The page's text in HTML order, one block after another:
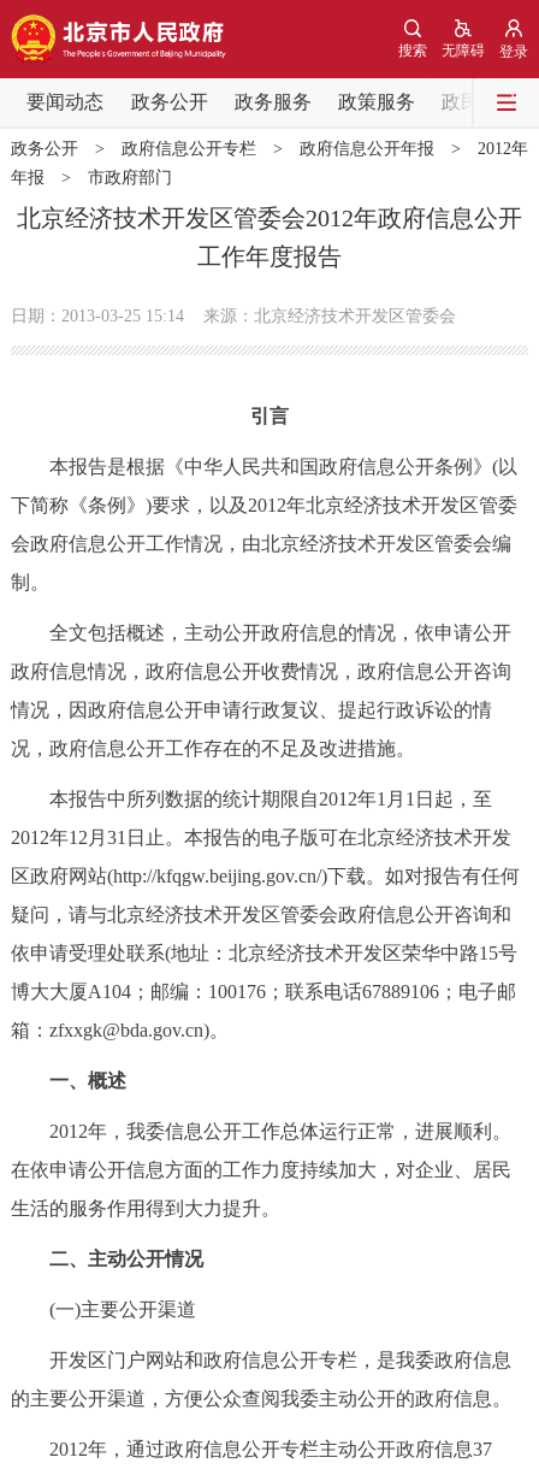
登录
无障碍
搜索
要闻动态 政务公开 政务服务 政策服务 政民互动
要闻动态
党中央精神 国务院信息 中央部委动态
北京要闻 会议信息 部门动态
机构职能
政策兑现 政策解读 回应关切
政务服务
便民服务 利企服务
中介服务 阳光政务
12345网上接诉即办 我要咨询 我要建议
参与调查
走进北京
绿色北京 图说北京
한국어
政务公开> 政府信息公开专栏> 政府信息公开年报 > 2012年
年报 > 市政府部门
北京经济技术开发区管委会2012年政府信息公开
工作年度报告
日期：2013-03-25 15:14 来源：北京经济技术开发区管委会
引言
本报告是根据《中华人民共和国政府信息公开条例》(以
下简称《条例》)要求，以及2012年北京经济技术开发区管委
会政府信息公开工作情况，由北京经济技术开发区管委会编
制。
全文包括概述，主动公开政府信息的情况，依申请公开
政府信息情况，政府信息公开收费情况，政府信息公开咨询
情况，因政府信息公开申请行政复议、提起行政诉讼的情
况，政府信息公开工作存在的不足及改进措施。
本报告中所列数据的统计期限自2012年1月1日起，至
2012年12月31日止。本报告的电子版可在北京经济技术开发
区政府网站(http://kfqgw.beijing.gov.cn/)下载。如对报告有任何
疑问，请与北京经济技术开发区管委会政府信息公开咨询和
依申请受理处联系(地址：北京经济技术开发区荣华中路15号
博大大厦A104；邮编：100176；联系电话67889106；电子邮
箱：zfxxgk@bda.gov.cn)。
一、概述
2012年，我委信息公开工作总体运行正常，进展顺利。
在依申请公开信息方面的工作力度持续加大，对企业、居民
生活的服务作用得到大力提升。
二、主动公开情况
(一)主要公开渠道
开发区门户网站和政府信息公开专栏，是我委政府信息
的主要公开渠道，方便公众查阅我委主动公开的政府信息。
2012年，通过政府信息公开专栏主动公开政府信息37